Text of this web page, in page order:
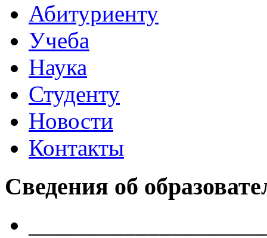
Абитуриенту
Учеба
Наука
Студенту
Новости
Контакты
Сведения об